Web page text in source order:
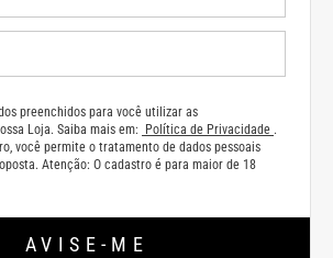
preenchidos para você utilizar as
Loja. Saiba mais em:
Política de Privacidade .
você permite o tratamento de dados pessoais
Atenção: O cadastro é para maior de 18
AVISE-ME